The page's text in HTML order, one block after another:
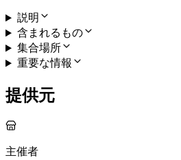
説明
含まれるもの
集合場所
重要な情報
提供元
主催者